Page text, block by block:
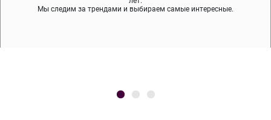
Мы следим за трендами и выбираем самые интересные.